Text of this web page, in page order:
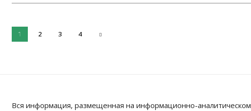
1 2 3 4
Вся информация, размещенная на информационно-аналитическом